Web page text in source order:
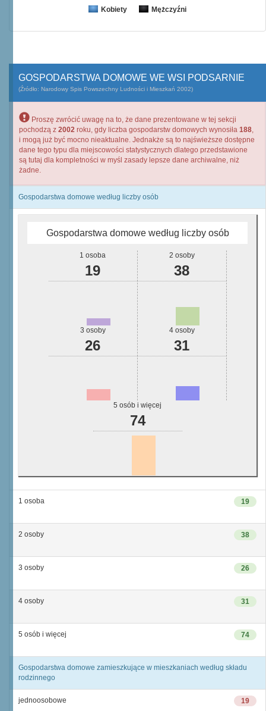
Kobiety Mężczyźni
GOSPODARSTWA DOMOWE WE WSI PODSARNIE
(Źródło: Narodowy Spis Powszechny Ludności i Mieszkań 2002)
Proszę zwrócić uwagę na to, że dane prezentowane w tej sekcji
pochodzą z 2002 roku, gdy liczba gospodarstw domowych wynosiła 188,
i mogą już być mocno nieaktualne. Jednakże są to najświeższe dostępne
dane tego typu dla miejscowości statystycznych dlatego przedstawione
są tutaj dla kompletności w myśl zasady lepsze dane archiwalne, niż
żadne.
Gospodarstwa domowe według liczby osób
Gospodarstwa domowe według liczby osób
1 osoba
19
2 osoby
38
3 osoby
26
4 osoby
31
5 osób i więcej
74
19
1 osoba
38
2 osoby
26
3 osoby
31
4 osoby
74
5 osób i więcej
Gospodarstwa domowe zamieszkujące w mieszkaniach według składu
rodzinnego
19
jednoosobowe